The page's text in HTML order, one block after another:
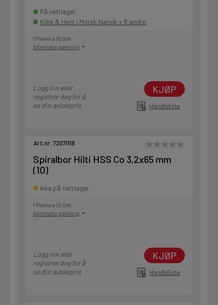
På nettlager
Klikk & Hent i Motek Narvik + 8 andre
1 Pakke a 10 Stk
Alternativ pakning
Logg inn eller
registrer deg for å
se din avtalepris
KJØP
Handleliste
Art.nr. 72071118
Spiralbor Hilti HSS Co 3,2x65 mm
(10)
Ikke på nettlager
1 Pakke a 10 Stk
Alternativ pakning
Logg inn eller
registrer deg for å
se din avtalepris
KJØP
Handleliste